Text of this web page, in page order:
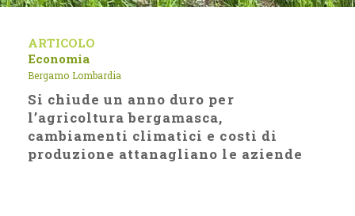
ARTICOLO
Economia
Bergamo Lombardia
Si chiude un anno duro per
l’agricoltura bergamasca,
cambiamenti climatici e costi di
produzione attanagliano le aziende